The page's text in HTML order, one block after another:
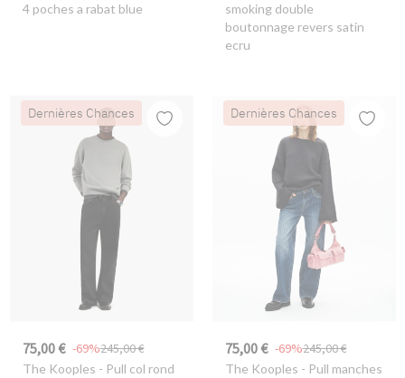
4 poches a rabat blue
smoking double
boutonnage revers satin
ecru
Dernières Chances
75,00 € 245,00 €
-69%
The Kooples - Pull col rond
Dernières Chances
75,00 € 245,00 €
-69%
The Kooples - Pull manches